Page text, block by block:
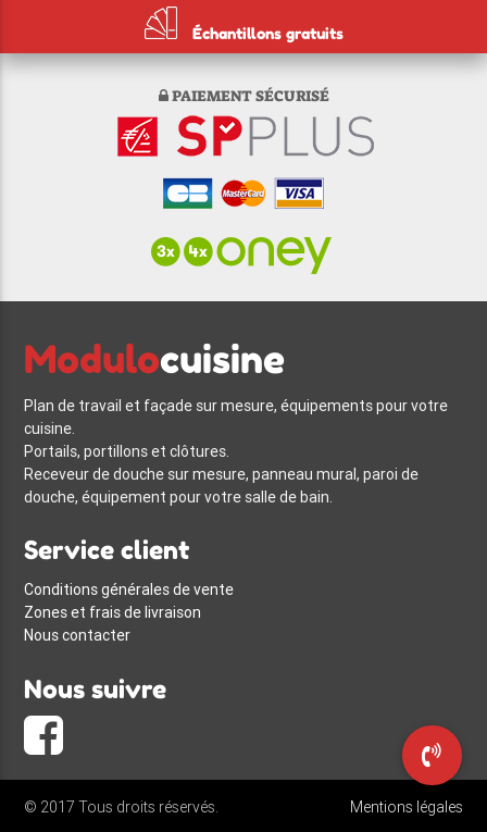
Échantillons gratuits
PAIEMENT SÉCURISÉ
Modulocuisine
Plan de travail et façade sur mesure, équipements pour votre
cuisine.
Portails, portillons et clôtures.
Receveur de douche sur mesure, panneau mural, paroi de
douche, équipement pour votre salle de bain.
Service client
Conditions générales de vente
Zones et frais de livraison
Nous contacter
Nous suivre
© 2017 Tous droits réservés. Mentions légales